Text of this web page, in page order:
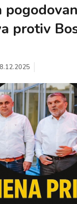
protiv